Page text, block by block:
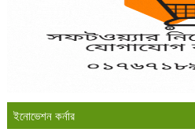
ইনোভেশন কর্নার